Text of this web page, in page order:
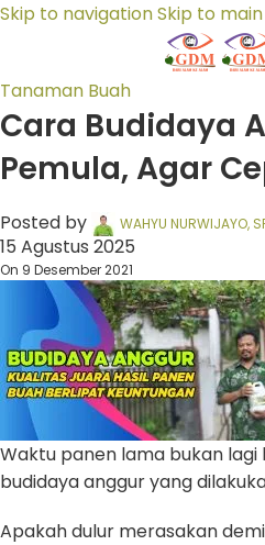
Skip to navigationSkip to
Tanaman Buah
Cara Budidaya
Pemula, Agar
Posted by WAHYU NURWIJAYO,
15 Agustus 2025
On 9 Desember 2021
Waktu panen lama bukan
budidaya anggur yang
Apakah dulur merasakan